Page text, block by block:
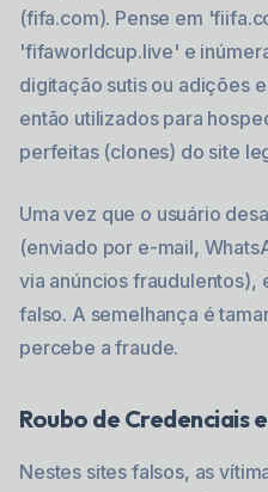
(fifa.com). Pense em
'fifaworldcup.live' e
digitação sutis ou adições
então utilizados para
perfeitas (clones) do site
Uma vez que o usuário
(enviado por e-mail,
via anúncios fraudulentos),
falso. A semelhança é
percebe a fraude.
Roubo de Credenciais
Nestes sites falsos, as